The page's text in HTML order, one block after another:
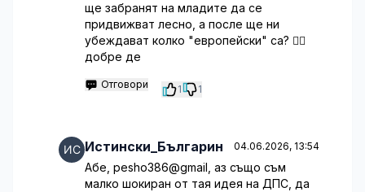
ще забранят на младите да се
придвижват лесно, а после ще ни
убеждават колко "европейски" са? 🤦‍♀️
добре де
Отговори 1 1
Истински_Българин 04.06.2026, 13:54
Абе, pesho386@gmail, аз също съм
малко шокиран от тая идея на ДПС, да